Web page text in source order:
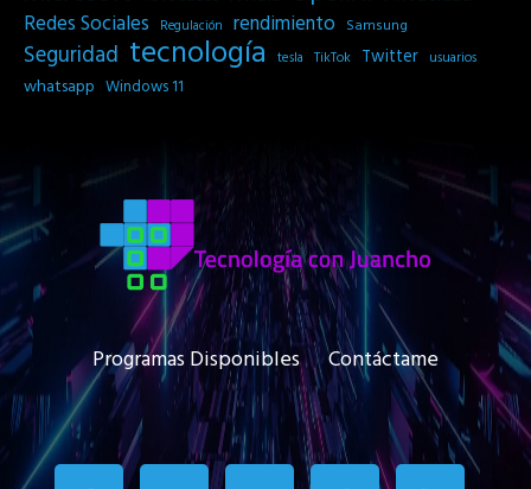
Redes Sociales
Regulación rendimiento Samsung
Seguridad tecnología tesla TikTok Twitter usuarios
whatsapp Windows 11
Programas Disponibles Contáctame